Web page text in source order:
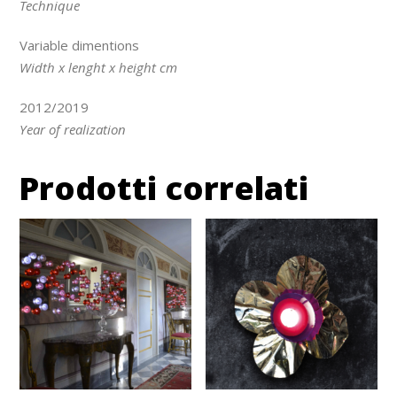
Technique
Variable dimentions
Width x lenght x height cm
2012/2019
Year of realization
Prodotti correlati